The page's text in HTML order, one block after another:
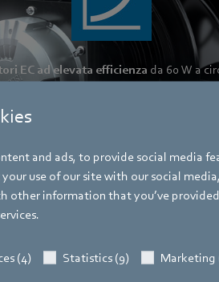
and ads, to provide social media
use of our site with our social
other information that you’ve
(4) Statistics (9) Marketing
EC ad elevata efficienza da 60 W a
che digitale
energetico e